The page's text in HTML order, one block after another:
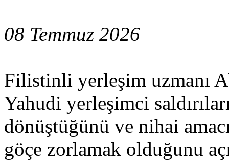
08 Temmuz 2026
Filistinli yerleşim uzmanı
Yahudi yerleşimci
dönüştüğünü ve nihai
göçe zorlamak olduğunu